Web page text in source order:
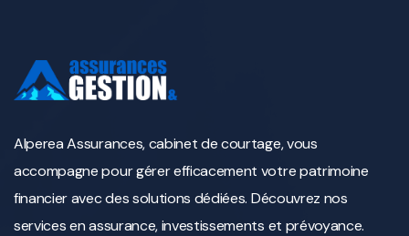
Alperea Assurances, cabinet de courtage, vous
accompagne pour gérer efficacement votre patrimoine
financier avec des solutions dédiées. Découvrez nos
services en assurance, investissements et prévoyance.